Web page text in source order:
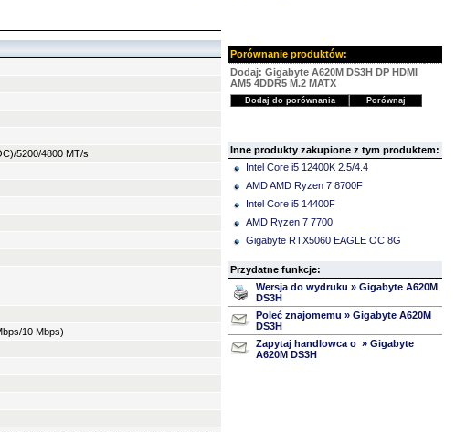
5200/4800 MT/s
10 Mbps)
Porównanie produktów:
Dodaj: Gigabyte A620M DS3H DP HDMI
AM5 4DDR5 M.2 MATX
Inne produkty zakupione z tym produktem:
Intel Core i5 12400K 2.5/4.4
AMD AMD Ryzen 7 8700F
Intel Core i5 14400F
AMD Ryzen 7 7700
Gigabyte RTX5060 EAGLE OC 8G
Przydatne funkcje:
Wersja do wydruku » Gigabyte A620M
DS3H
Poleć znajomemu » Gigabyte A620M
DS3H
Zapytaj handlowca o » Gigabyte
A620M DS3H